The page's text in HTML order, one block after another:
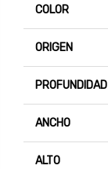
COLOR
ORIGEN
PROFUNDIDAD
ANCHO
ALTO